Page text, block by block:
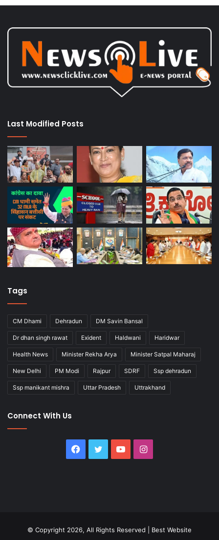
Last Modified Posts
Tags
CM Dhami Dehradun DM Savin Bansal
Dr dhan singh rawat Exident Haldwani Haridwar
Health News Minister Rekha Arya Minister Satpal Maharaj
New Delhi PM Modi Rajpur SDRF Ssp dehradun
Ssp manikant mishra Uttar Pradesh Uttrakhand
Connect With Us
Facebook
Twitter YouTubeInstagram
© Copyright 2026, All Rights Reserved | Best Website